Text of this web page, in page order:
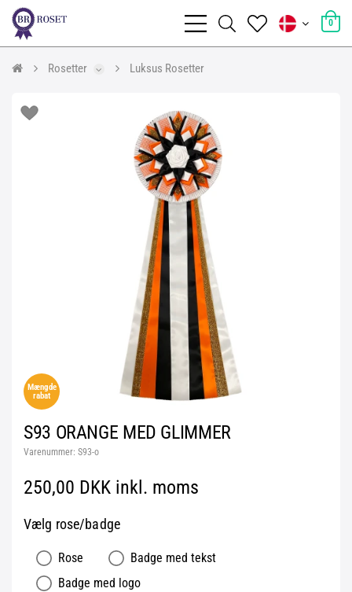
0
Rosetter Luksus Rosetter
Mængde
rabat
S93 ORANGE MED GLIMMER
Varenummer: S93-o
250,00 DKK inkl. moms
Vælg rose/badge
Rose
Badge med tekst
Badge med logo